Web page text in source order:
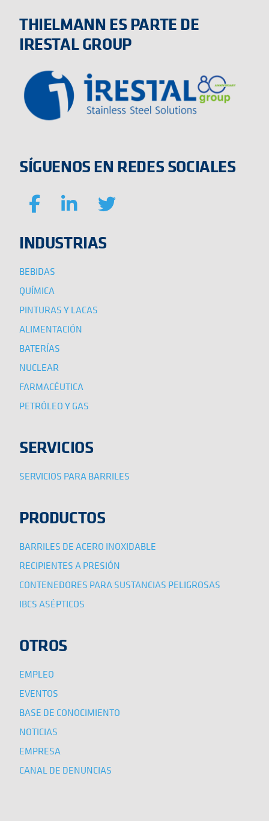
THIELMANN ES PARTE DE
IRESTAL GROUP
SÍGUENOS EN REDES SOCIALES
INDUSTRIAS
BEBIDAS
QUÍMICA
PINTURAS Y LACAS
ALIMENTACIÓN
BATERÍAS
NUCLEAR
FARMACÉUTICA
PETRÓLEO Y GAS
SERVICIOS
SERVICIOS PARA BARRILES
PRODUCTOS
BARRILES DE ACERO INOXIDABLE
RECIPIENTES A PRESIÓN
CONTENEDORES PARA SUSTANCIAS PELIGROSAS
IBCS ASÉPTICOS
OTROS
EMPLEO
EVENTOS
BASE DE CONOCIMIENTO
NOTICIAS
EMPRESA
CANAL DE DENUNCIAS